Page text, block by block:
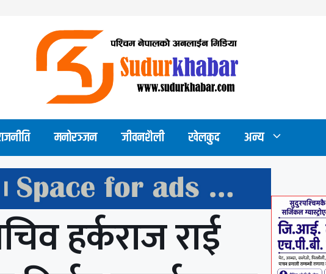
मनोरञ्जन जीवनशैली खेलकुद अन्य
हर्कराज राई